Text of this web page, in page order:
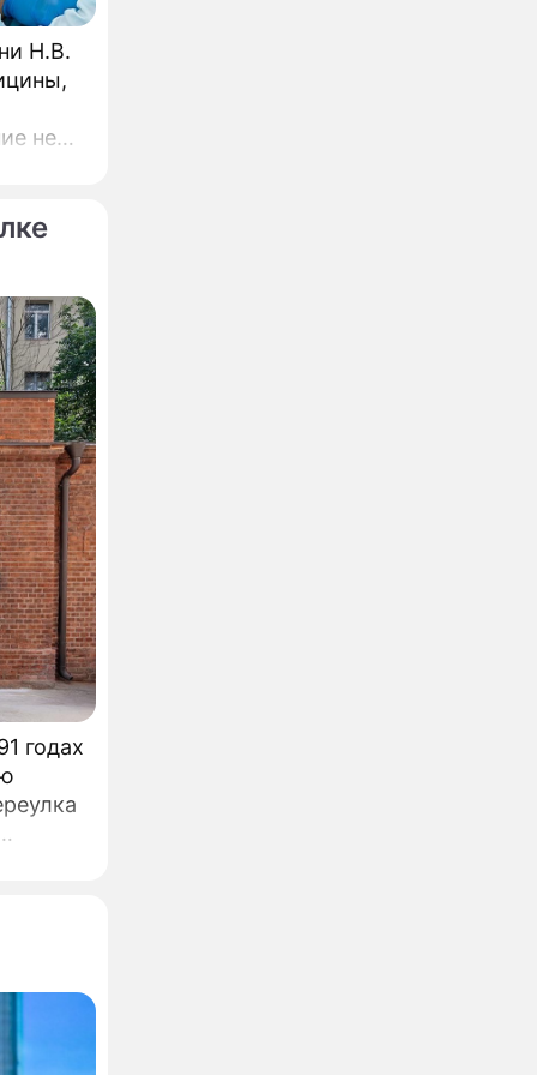
Н.В.
не
годах